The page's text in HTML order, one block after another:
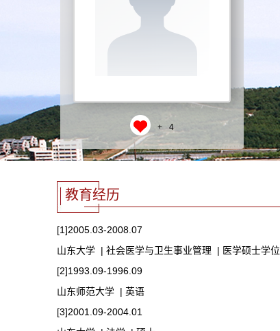
+ 4
教育经历
[1]2005.03-2008.07
山东大学 | 社会医学与卫生事业管理 | 医学硕士学位
[2]1993.09-1996.09
山东师范大学 | 英语
[3]2001.09-2004.01